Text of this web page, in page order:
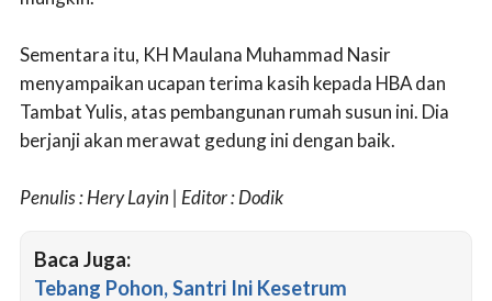
Sementara itu, KH Maulana Muhammad Nasir
menyampaikan ucapan terima kasih kepada HBA dan
Tambat Yulis, atas pembangunan rumah susun ini. Dia
berjanji akan merawat gedung ini dengan baik.
Penulis : Hery Layin | Editor : Dodik
Baca Juga:
Tebang Pohon, Santri Ini Kesetrum